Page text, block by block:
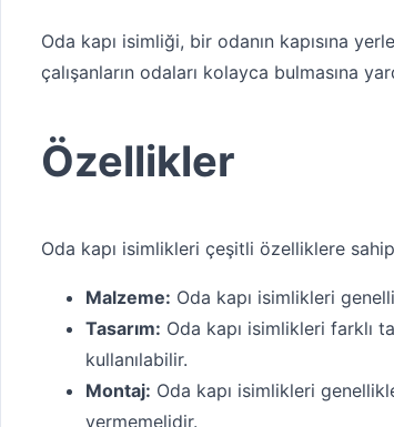
Oda kapı isimliği, bir odanın kapısına
çalışanların odaları kolayca bulmasına
Özellikler
Oda kapı isimlikleri çeşitli özelliklere
Malzeme: Oda kapı isimlikleri
Tasarım: Oda kapı isimlikleri farklı
kullanılabilir.
Montaj: Oda kapı isimlikleri
vermemelidir.